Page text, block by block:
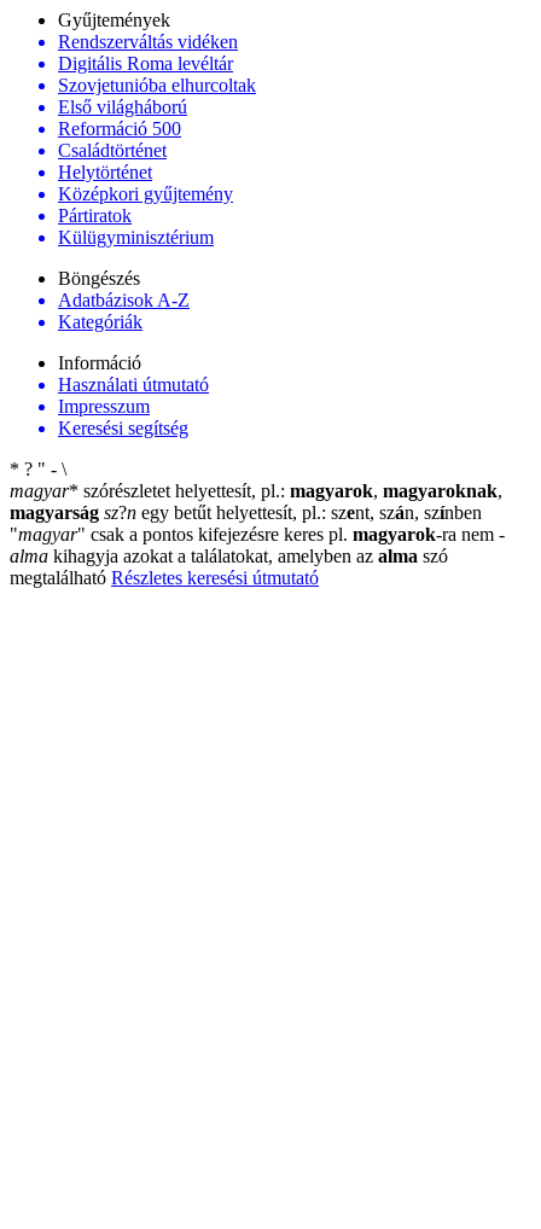
Gyűjtemények
Rendszerváltás vidéken
Digitális Roma levéltár
Szovjetunióba elhurcoltak
Első világháború
Reformáció 500
Családtörténet
Helytörténet
Középkori gyűjtemény
Pártiratok
Külügyminisztérium
Böngészés
Adatbázisok A-Z
Kategóriák
Információ
Használati útmutató
Impresszum
Keresési segítség
* ? " - \
magyar* szórészletet helyettesít, pl.: magyarok, magyaroknak,
magyarság sz?n egy betűt helyettesít, pl.: szent, szán, színben
"magyar" csak a pontos kifejezésre keres pl. magyarok-ra nem -
alma kihagyja azokat a találatokat, amelyben az alma szó
megtalálható Részletes keresési útmutató